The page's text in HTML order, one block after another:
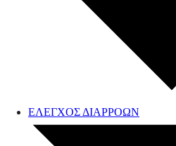
ΕΛΕΓΧΟΣ ΔΙΑΡΡΟΩΝ